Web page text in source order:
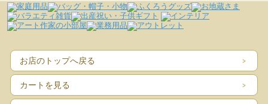
お店のトップへ戻る
カートを見る